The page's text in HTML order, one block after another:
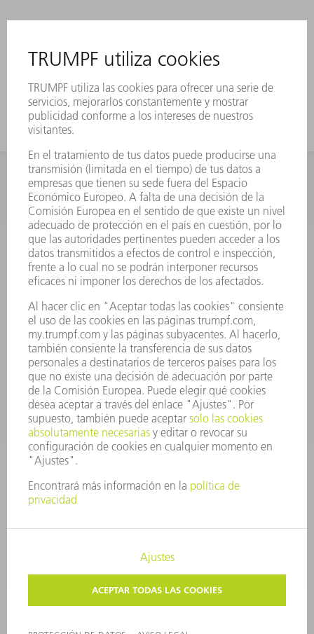
INFORMACIÓN
Preguntas más frecuentes
Condiciones generales de venta
CONTACTO
Departamento de Repuestos
+34 91 657 36 70
Viernes de 8h – 17h
repuestos@es.trumpf.com
CONTACTO
Departamento de Utillaje
+34 91 657 36 69
Lunes a Jueves de 8h – 18h
Viernes de 8h – 17h
utillaje@trumpf.com
AVISO LEGAL
PROTECCIÓN DE DATOS
COPYRIGHT Y MARCA REGISTRADA
CONDICIONES DE USO